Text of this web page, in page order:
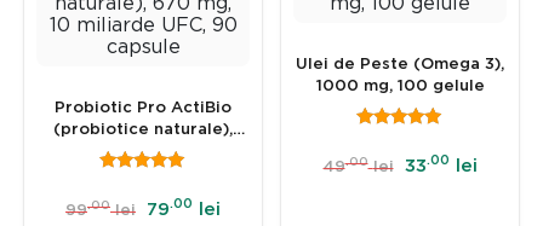
Probiotic Pro ActiBio
(probiotice naturale),
670 mg, 10 miliarde UFC,
99.00 lei 79.00 lei
Ulei de Peste (Omega 3),
1000 mg, 100 gelule
49.00 lei 33.00 lei